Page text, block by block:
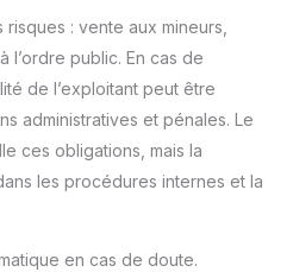
: vente aux mineurs,
l’ordre public. En cas de
de l’exploitant peut être
administratives et pénales. Le
ces obligations, mais la
les procédures internes et la
en cas de doute.